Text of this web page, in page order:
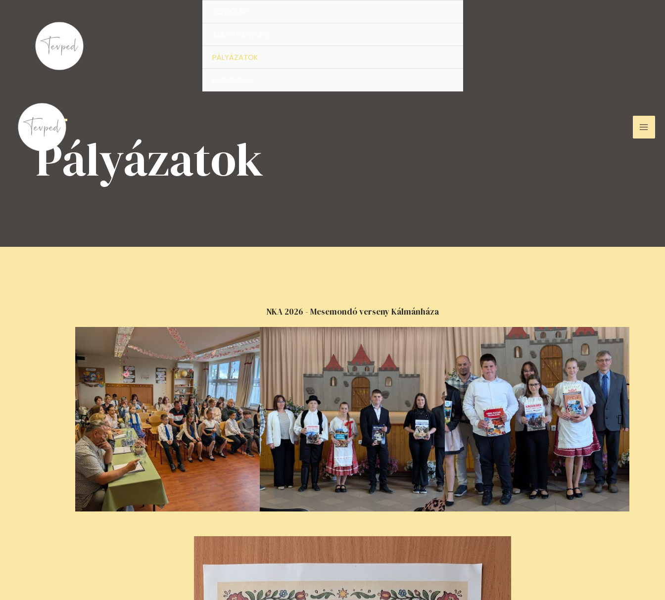
PÁLYÁZATOK
Pályázatok
NKA 2026 - Mesemondó verseny Kálmánháza